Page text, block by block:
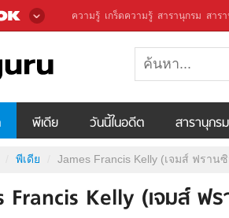
ความรู้ เกร็ดความรู้ สารานุกรม สาร
พีเดีย วันนี้ในอดีต สารานุกรม
พีเดีย James Francis Kelly (เจมส์ ฟราน
Francis Kelly (เจมส์ ฟร